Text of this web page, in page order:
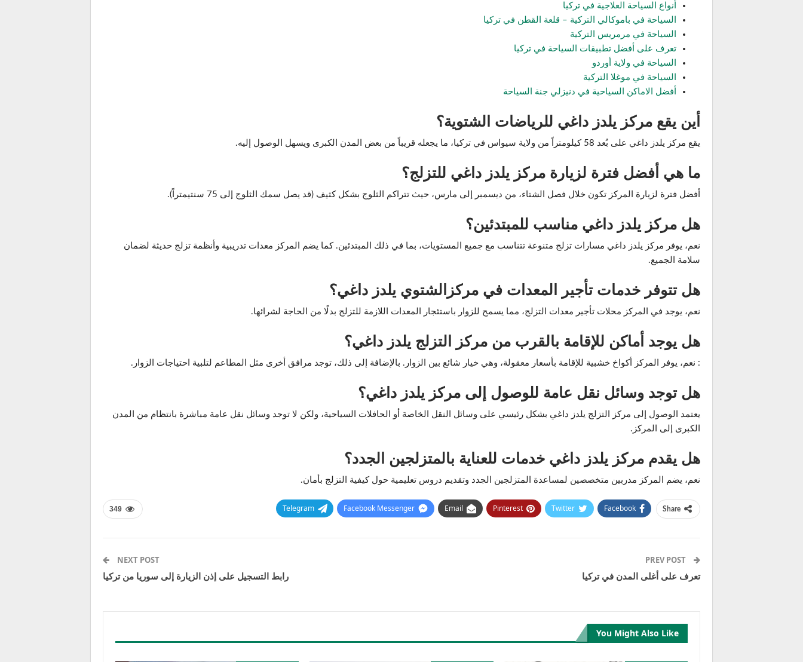
أنواع السياحة العلاجية في تركيا
السياحة في باموكالي التركية – قلعة القطن في تركيا
السياحة في مرمريس التركية
تعرف على أفضل تطبيقات السياحة في تركيا
السياحة في ولاية أوردو
السياحة في موغلا التركية
أفضل الاماكن السياحية في دنيزلي جنة السياحة
أين يقع مركز يلدز داغي للرياضات الشتوية؟
يقع مركز يلدز داغي على بُعد 58 كيلومتراً من ولاية سيواس في تركيا، ما يجعله قريباً من بعض المدن الكبرى ويسهل الوصول إليه.
ما هي أفضل فترة لزيارة مركز يلدز داغي للتزلج؟
أفضل فترة لزيارة المركز تكون خلال فصل الشتاء، من ديسمبر إلى مارس، حيث تتراكم الثلوج بشكل كثيف (قد يصل سمك الثلوج إلى 75 سنتيمتراً).
هل مركز يلدز داغي مناسب للمبتدئين؟
نعم، يوفر مركز يلدز داغي مسارات تزلج متنوعة تتناسب مع جميع المستويات، بما في ذلك المبتدئين. كما يضم المركز معدات تدريبية وأنظمة تزلج حديثة لضمان
سلامة الجميع.
هل تتوفر خدمات تأجير المعدات في مركزالشتوي يلدز داغي؟
نعم، يوجد في المركز محلات تأجير معدات التزلج، مما يسمح للزوار باستئجار المعدات اللازمة للتزلج بدلًا من الحاجة لشرائها.
هل يوجد أماكن للإقامة بالقرب من مركز التزلج يلدز داغي؟
: نعم، يوفر المركز أكواخ خشبية للإقامة بأسعار معقولة، وهي خيار شائع بين الزوار. بالإضافة إلى ذلك، توجد مرافق أخرى مثل المطاعم لتلبية احتياجات الزوار.
هل توجد وسائل نقل عامة للوصول إلى مركز يلدز داغي؟
يعتمد الوصول إلى مركز التزلج يلدز داغي بشكل رئيسي على وسائل النقل الخاصة أو الحافلات السياحية، ولكن لا توجد وسائل نقل عامة مباشرة بانتظام من المدن
الكبرى إلى المركز.
هل يقدم مركز يلدز داغي خدمات للعناية بالمتزلجين الجدد؟
نعم، يضم المركز مدربين متخصصين لمساعدة المتزلجين الجدد وتقديم دروس تعليمية حول كيفية التزلج بأمان.
349 Share
Facebook
Twitter
Pinterest
Email
Facebook Messenger
Telegram
تعرف على أغلى المدن في تركيا
NEXT POST
رابط التسجيل على إذن الزيارة إلى سوريا من تركيا
You Might Also Like